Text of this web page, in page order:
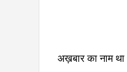
अख़बार का नाम था